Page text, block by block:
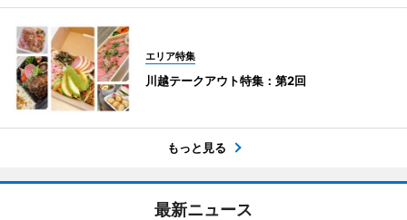
エリア特集
川越テークアウト特集：第2回
もっと見る
最新ニュース